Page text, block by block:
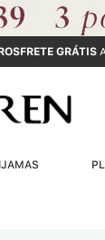
FRETE GRÁTIS